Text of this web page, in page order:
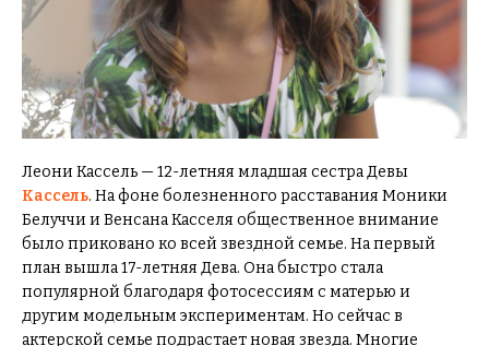
Леони Кассель — 12-летняя младшая сестра Девы
Кассель. На фоне болезненного расставания Моники
Белуччи и Венсана Касселя общественное внимание
было приковано ко всей звездной семье. На первый
план вышла 17-летняя Дева. Она быстро стала
популярной благодаря фотосессиям с матерью и
другим модельным экспериментам. Но сейчас в
актерской семье подрастает новая звезда. Многие